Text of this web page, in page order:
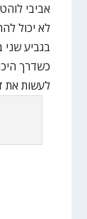
אביבי
בגביע שני
כשדרך
לעשות את